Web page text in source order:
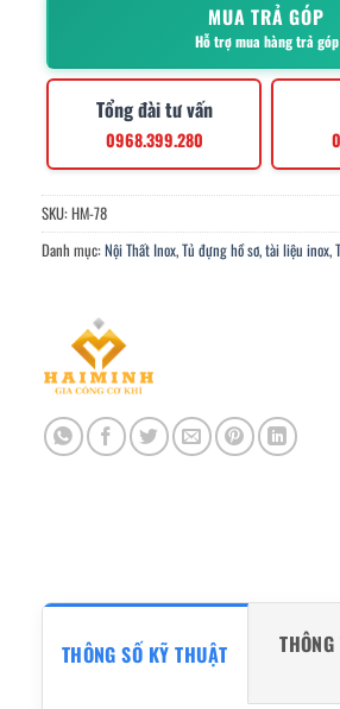
MUA TRẢ GÓP
Hỗ trợ mua hàng trả góp
Tổng đài tư vấn
0968.399.280
SKU: HM-78
Danh mục: Nội Thất Inox,Tủ đựng hồ sơ, tài liệu inox,
THÔNG SỐ KỸ THUẬT